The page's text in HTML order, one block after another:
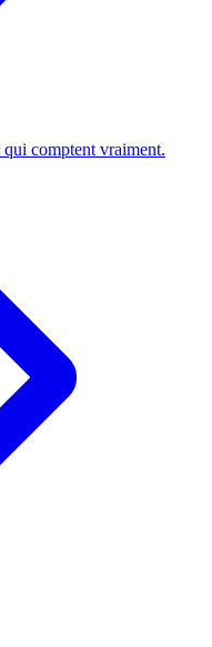
comptent vraiment.